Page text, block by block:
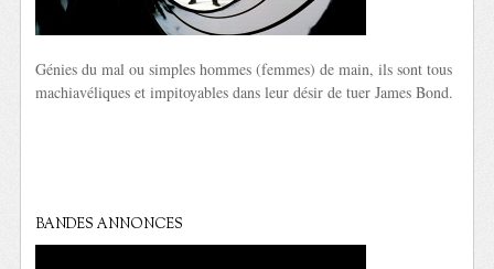
Génies du mal ou simples hommes (femmes) de main, ils sont tous
machiavéliques et impitoyables dans leur désir de tuer James Bond.
BANDES ANNONCES